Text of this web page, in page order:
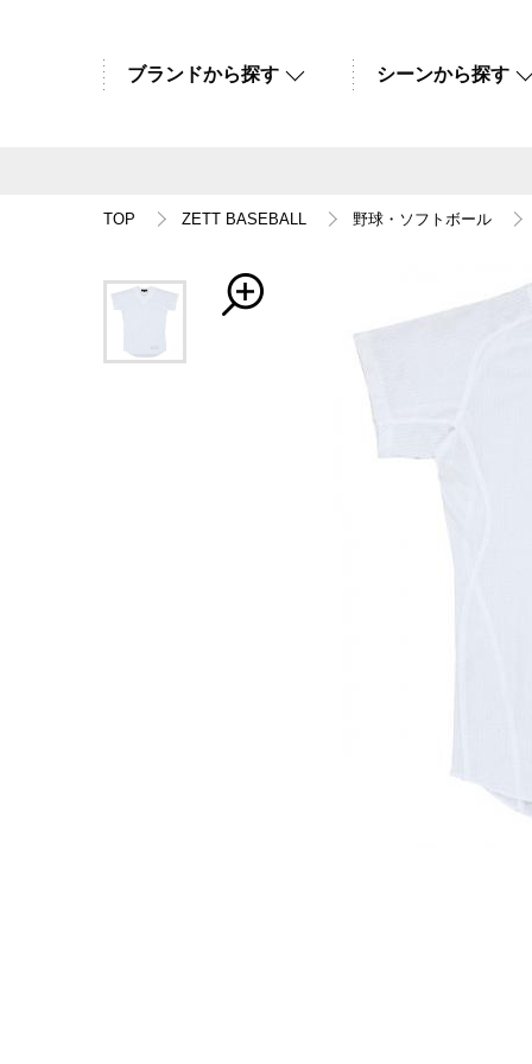
ブランドから探す シーンから探す
TOP ZETT BASEBALL 野球・ソフトボール